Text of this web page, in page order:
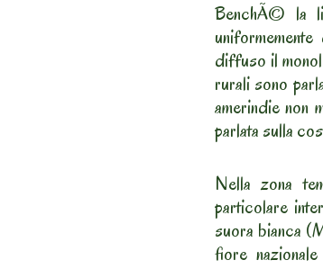
BenchÃ© la
diffuso il
rurali sono
amerindie non
parlata sulla
Nella zona
particolare
suora bianca
fiore